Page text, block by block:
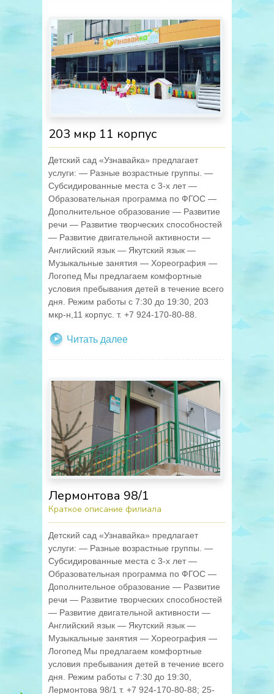
203 мкр 11 корпус
Детский сад «Узнавайка» предлагает
услуги: — Разные возрастные группы. —
Субсидированные места с 3-х лет —
Образовательная программа по ФГОС —
Дополнительное образование — Развитие
речи — Развитие творческих способностей
— Развитие двигательной активности —
Английский язык — Якутский язык —
Музыкальные занятия — Хореография —
Логопед Мы предлагаем комфортные
условия пребывания детей в течение всего
дня. Режим работы с 7:30 до 19:30, 203
мкр-н,11 корпус. т. +7 924-170-80-88.
Читать далее
Лермонтова 98/1
Краткое описание филиала
Детский сад «Узнавайка» предлагает
услуги: — Разные возрастные группы. —
Субсидированные места с 3-х лет —
Образовательная программа по ФГОС —
Дополнительное образование — Развитие
речи — Развитие творческих способностей
— Развитие двигательной активности —
Английский язык — Якутский язык —
Музыкальные занятия — Хореография —
Логопед Мы предлагаем комфортные
условия пребывания детей в течение всего
дня. Режим работы с 7:30 до 19:30,
Лермонтова 98/1 т. +7 924-170-80-88; 25-